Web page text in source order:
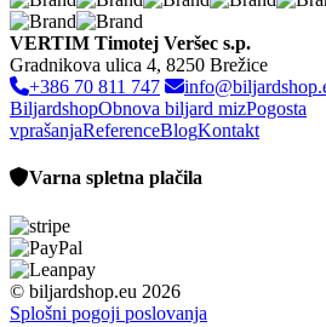
VERTIM Timotej Veršec s.p.
Gradnikova ulica 4, 8250 Brežice
+386 70 811 747
BiljardshopObnova biljard mizPogosta
vprašanjaReferenceBlogKontakt
Varna spletna plačila
© biljardshop.eu 2026
Splošni pogoji poslovanja